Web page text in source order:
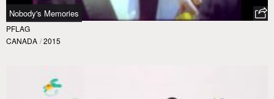
Nobody's Memories
PFLAG
CANADA / 2015